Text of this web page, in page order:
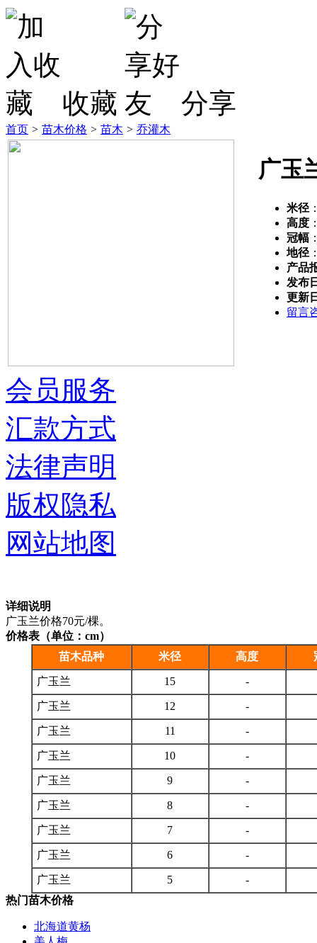
收藏 分享
首页 > 苗木价格 > 苗木 > 乔灌木
广玉
米径
高度
冠幅
地径
产品
发布
更新
留言
详细说明
广玉兰价格70元/棵。
价格表（单位：cm）
苗木品种
米径 高度
广玉兰 15 -
广玉兰 12 -
广玉兰 11 -
广玉兰 10 -
广玉兰 9 -
广玉兰 8 -
广玉兰 7 -
广玉兰 6 -
广玉兰 5
-
热门苗木价格
北海道黄杨
会员服务
汇款方式
法律声明
版权隐私
网站地图